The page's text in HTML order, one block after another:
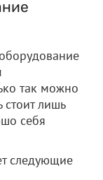
так можно
стоит лишь
себя
следующие